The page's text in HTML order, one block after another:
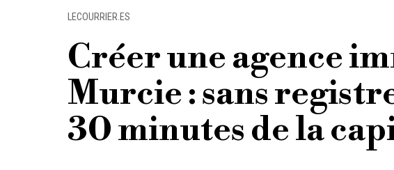
LECOURRIER.ES
Créer une agence
Murcie : sans
30 minutes de la